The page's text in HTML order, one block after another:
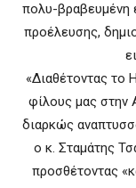
πολυ-βραβευμένη
προέλευσης,
«Διαθέτοντας το
φίλους μας στην
διαρκώς
ο κ. Σταμάτης
προσθέτοντας